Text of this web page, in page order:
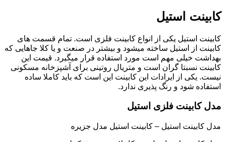
کابینت استیل
کابینت استیل یکی از انواع کابینت فلزی است. تمام قسمت های
کابینت از استیل ساخته میشود و بیشتر در صنعت و یا کلا جاهایی که
بهداشت خیلی مهم است مورد استفاده قرار میگیرد. قیمت این
کابینت نسبتا گران است و متریال روتینی برای آشپزخانه مسکونی
نیست. یکی از ایرادات این کابینت این است که باید کاملا ساده
استفاده شود و رنگ پذیری ندارد.
مدل کابینت فلزی استیل
مدل کابینت استیل – کابینت استیل مدل جزیره